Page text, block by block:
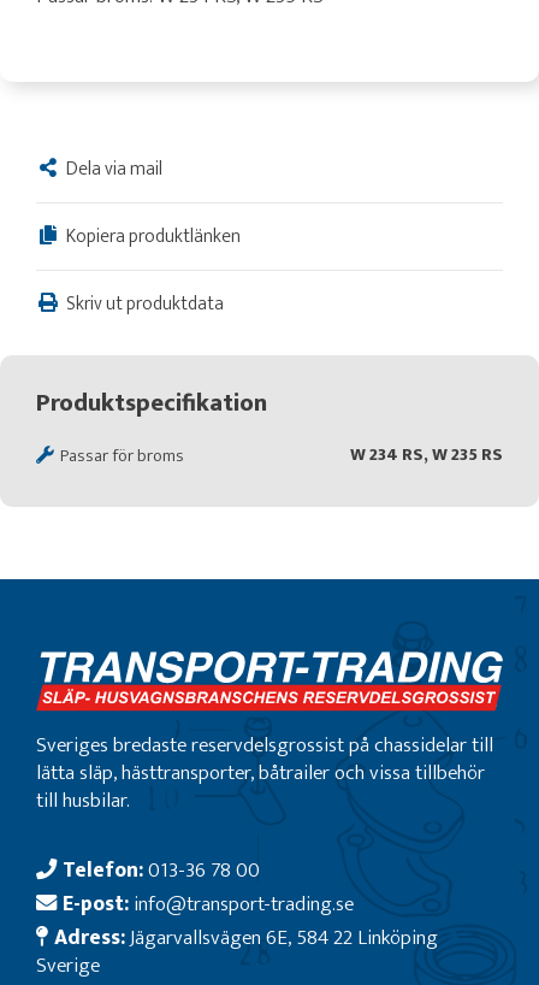
Dela via mail
Kopiera produktlänken
Skriv ut produktdata
Produktspecifikation
Passar för broms W 234 RS, W 235 RS
Sveriges bredaste reservdelsgrossist på chassidelar till
lätta släp, hästtransporter, båtrailer och vissa tillbehör
till husbilar.
Telefon:013-36 78 00
E-post:info@transport-trading.se
Adress:Jägarvallsvägen 6E, 584 22 Linköping
Sverige